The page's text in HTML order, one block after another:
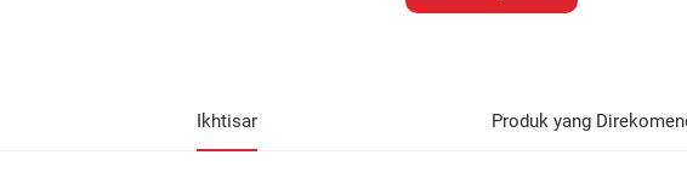
Ikhtisar Produk yang